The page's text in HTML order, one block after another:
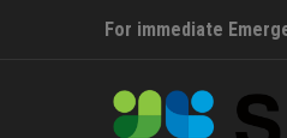
For immediate